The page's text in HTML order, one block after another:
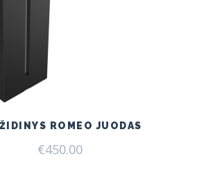
ROMEO JUODAS
€450.00